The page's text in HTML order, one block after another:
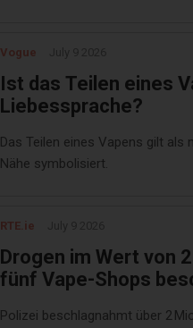
Vogue
Ist das Teilen eines
Liebessprache?
Das Teilen eines Vapens gilt
Nähe symbolisiert.
RTE.ie
Drogen im Wert von
fünf Vape-Shops
Polizei beschlagnahmt über 2